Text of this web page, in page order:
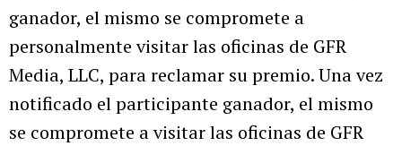
ganador, el mismo se compromete a
personalmente visitar las oficinas de GFR
Media, LLC, para reclamar su premio. Una vez
notificado el participante ganador, el mismo
se compromete a visitar las oficinas de GFR